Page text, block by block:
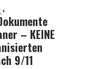
– KEINE
9/11